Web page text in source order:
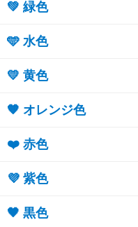
💚 緑色
🩵 水色
💛 黄色
🧡 オレンジ色
❤️ 赤色
💜 紫色
🖤 黒色